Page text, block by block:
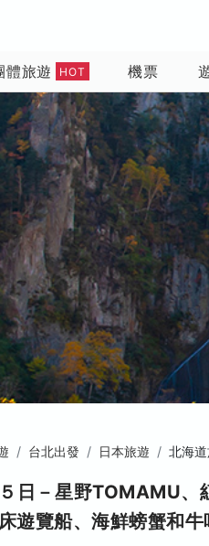
體旅遊 HOT 機票
台北出發 日本旅遊 北海
日－星野TOMAMU、
遊覽船、海鮮螃蟹和牛